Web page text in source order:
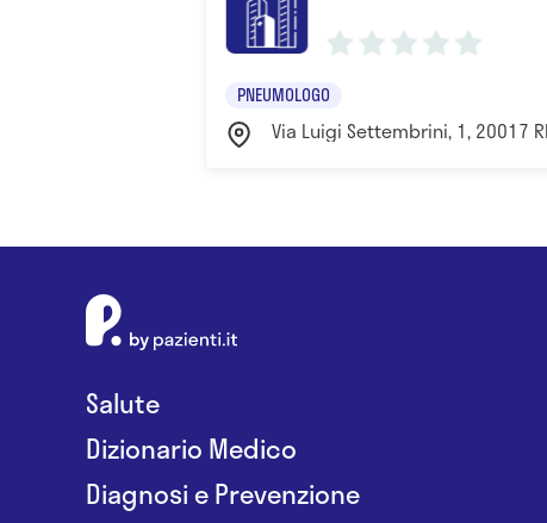
PNEUMOLOGO
Via Luigi Settembrini, 1, 20017
Salute
Dizionario Medico
Diagnosi e Prevenzione